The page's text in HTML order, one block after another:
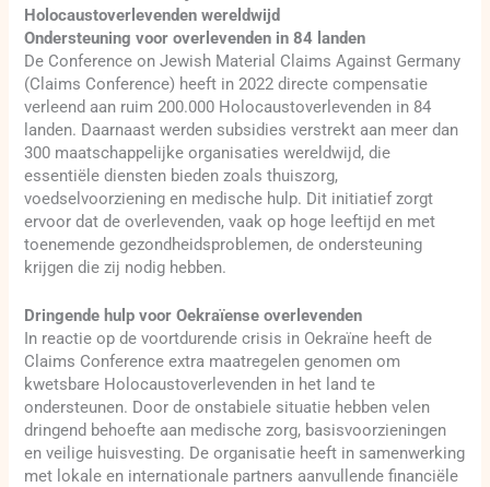
Holocaustoverlevenden wereldwijd
Ondersteuning voor overlevenden in 84 landen
De Conference on Jewish Material Claims Against Germany
(Claims Conference) heeft in 2022 directe compensatie
verleend aan ruim 200.000 Holocaustoverlevenden in 84
landen. Daarnaast werden subsidies verstrekt aan meer dan
300 maatschappelijke organisaties wereldwijd, die
essentiële diensten bieden zoals thuiszorg,
voedselvoorziening en medische hulp. Dit initiatief zorgt
ervoor dat de overlevenden, vaak op hoge leeftijd en met
toenemende gezondheidsproblemen, de ondersteuning
krijgen die zij nodig hebben.
Dringende hulp voor Oekraïense overlevenden
In reactie op de voortdurende crisis in Oekraïne heeft de
Claims Conference extra maatregelen genomen om
kwetsbare Holocaustoverlevenden in het land te
ondersteunen. Door de onstabiele situatie hebben velen
dringend behoefte aan medische zorg, basisvoorzieningen
en veilige huisvesting. De organisatie heeft in samenwerking
met lokale en internationale partners aanvullende financiële